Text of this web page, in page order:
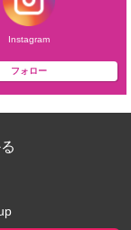
Instagram
フォロー